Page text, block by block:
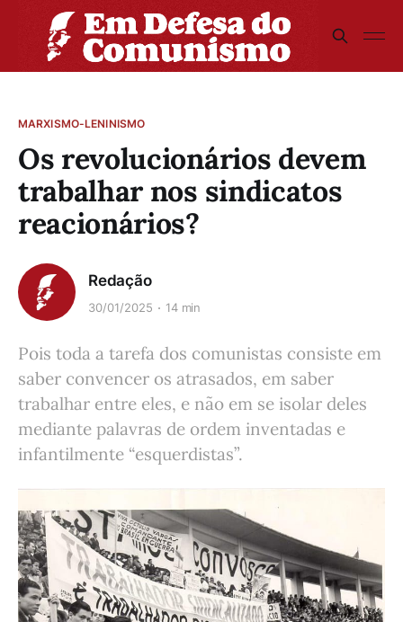
MARXISMO-LENINISMO
Os revolucionários devem
trabalhar nos sindicatos
reacionários?
Redação
30/01/2025 14 min
Pois toda a tarefa dos comunistas consiste em
saber convencer os atrasados, em saber
trabalhar entre eles, e não em se isolar deles
mediante palavras de ordem inventadas e
infantilmente “esquerdistas”.